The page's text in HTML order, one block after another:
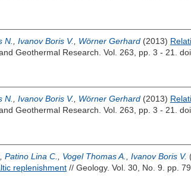
N. Ivanov Boris V. Wörner Gerhard (2013)
Geothermal Research. Vol. 263, pp. 3 - 21.
N. Ivanov Boris V. Wörner Gerhard (2013)
Geothermal Research. Vol. 263, pp. 3 - 21.
Patino Lina C. Vogel Thomas A. Ivanov Boris V.
replenishment // Geology. Vol. 30, No. 9. pp.